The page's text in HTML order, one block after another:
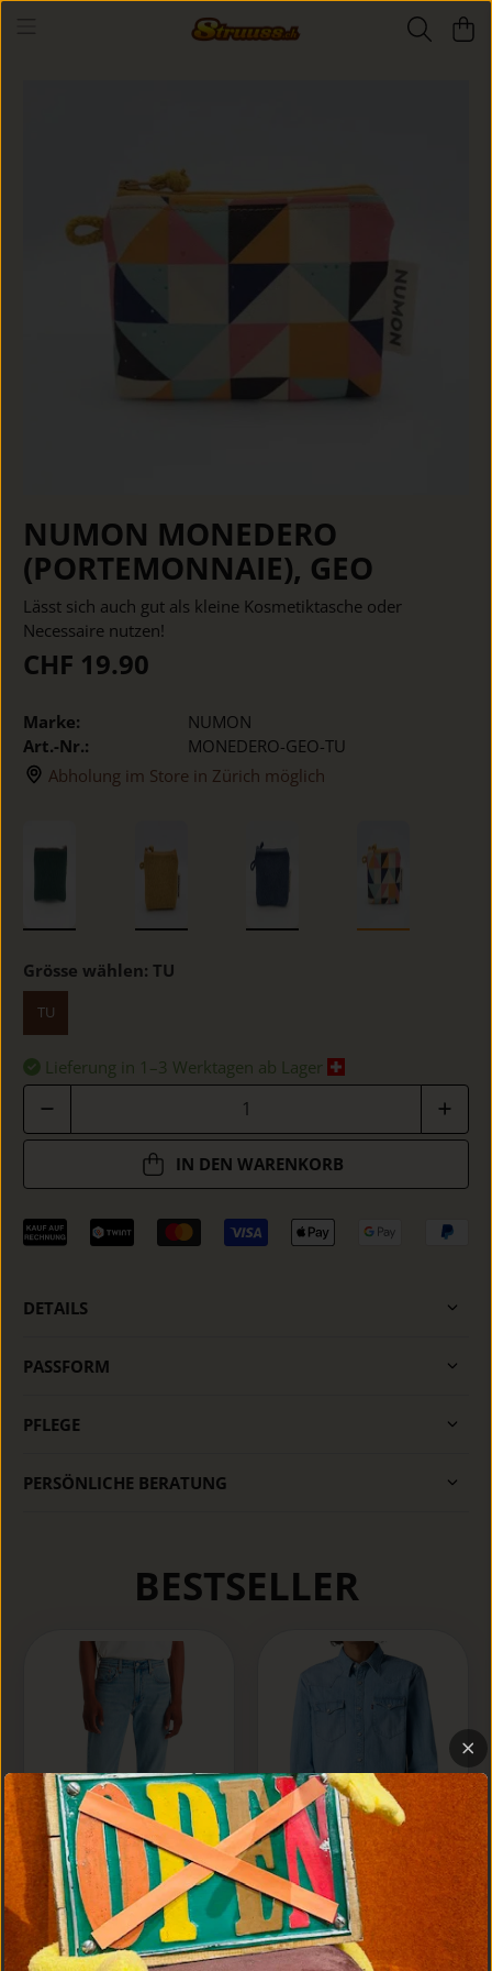
NUMON MONEDERO
(PORTEMONNAIE), GEO
Lässt sich auch gut als kleine Kosmetiktasche oder
Necessaire nutzen!
CHF 19.90
Marke:
NUMON
Art.-Nr.:
MONEDERO-GEO-TU
Abholung im Store in Zürich möglich
Grösse wählen:TU
TU
Lieferung in 1–3 Werktagen ab Lager
IN DEN WARENKORB
DETAILS
PASSFORM
PFLEGE
PERSÖNLICHE BERATUNG
BESTSELLER
Levi's® 502™
Levi's® Jeans
Hemd Standard
Fit, Hellblau "Esta